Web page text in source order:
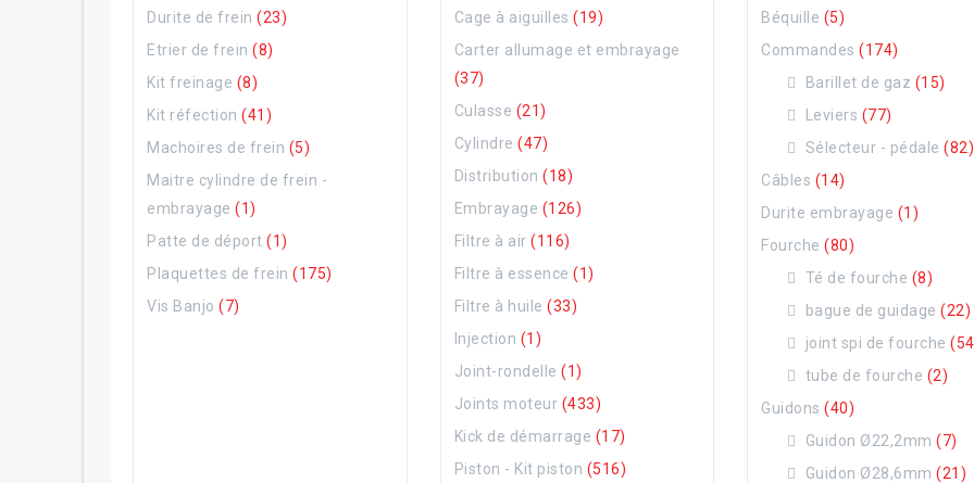
Durite de frein (23)
Etrier de frein (8)
Kit freinage (8)
Kit réfection (41)
Machoires de frein (5)
Maitre cylindre de frein -
embrayage (1)
Patte de déport (1)
Plaquettes de frein (175)
Vis Banjo (7)
Cage à aiguilles (19)
Carter allumage et embrayage
(37)
Culasse (21)
Cylindre (47)
Distribution (18)
Embrayage (126)
Filtre à air (116)
Filtre à essence (1)
Filtre à huile (33)
Injection (1)
Joint-rondelle (1)
Joints moteur (433)
Kick de démarrage (17)
Piston - Kit piston (516)
Béquille (5)
Commandes (174)
Barillet de gaz (15)
Leviers (77)
Sélecteur - pédale (82)
Câbles (14)
Durite embrayage (1)
Fourche (80)
Té de fourche (8)
bague de guidage (22)
joint spi de fourche
tube de fourche (2)
Guidons (40)
Guidon Ø22,2mm (7)
Guidon Ø28,6mm (21)